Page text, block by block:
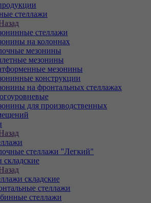
стеллажи
стеллажи
на колоннах
мезонины
мезонины
мезонины
конструкции
на фронтальных стеллажах
для производственных
стеллажи "Легкий"
складские
складские
стеллажи
стеллажи